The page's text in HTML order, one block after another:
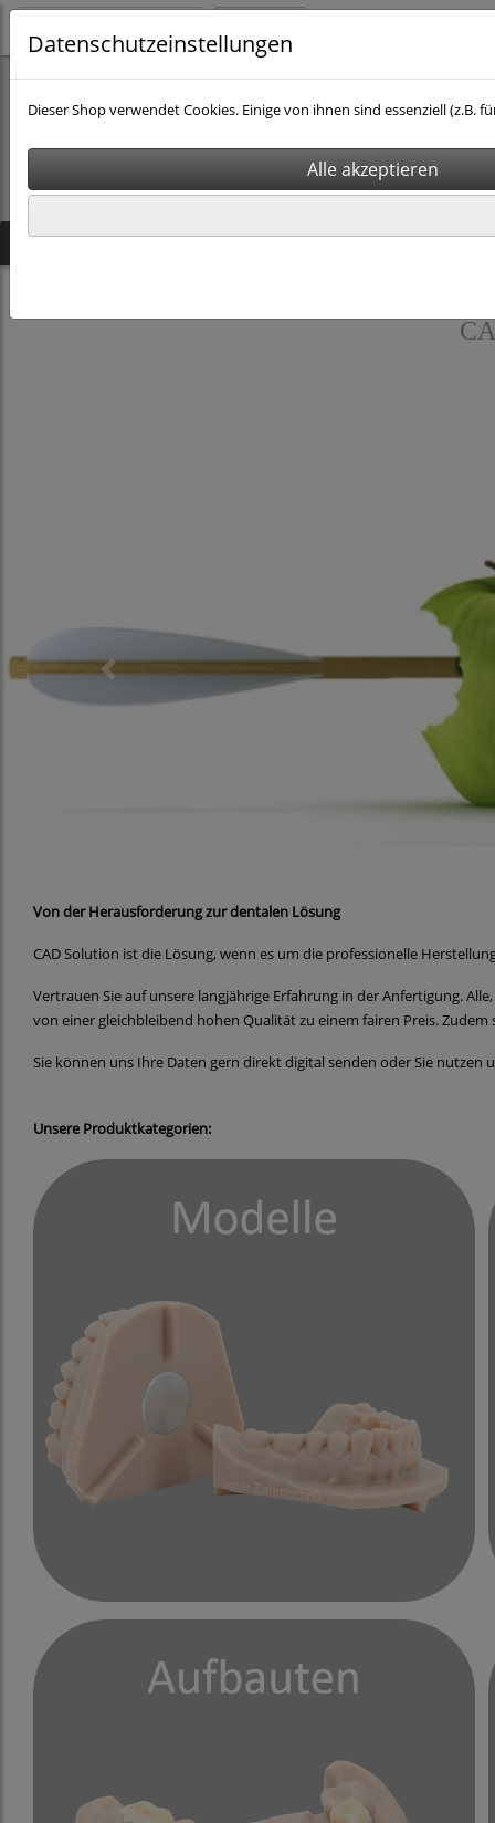
Startseite Produkte Kontakt
Previous
Von der Herausforderung zur dentalen Lösung
CAD Solution ist die Lösung, wenn es um die professionelle
Vertrauen Sie auf unsere langjährige Erfahrung in der Anfertigung.
von einer gleichbleibend hohen Qualität zu einem fairen Preis.
Sie können uns Ihre Daten gern direkt digital senden oder Sie
Unsere Produktkategorien:
Datenschutzeinstellungen
Dieser Shop verwendet Cookies. Einige von ihnen sind essenziell